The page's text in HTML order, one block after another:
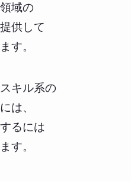
域の
供して
す。
キル系の
は、
るには
す。